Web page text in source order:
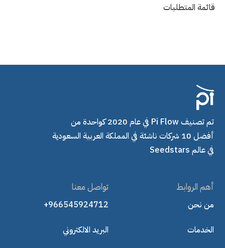
قائمة المتطلبات
تم تصنيف Pi Flow في عام 2020 كواحدة من
أفضل 10 شركات ناشئة في المملكة العربية السعودية
في عالم Seedstars
أهم الروابط
من نحن
الخدمات
تواصل معنا
+966545924712
البريد الالكتروني